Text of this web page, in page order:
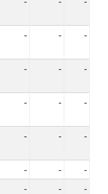
- - -
- - -
- - -
- - -
- -
-
- - -